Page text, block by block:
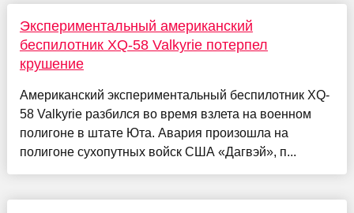
Экспериментальный американский
беспилотник XQ-58 Valkyrie потерпел
крушение
Американский экспериментальный беспилотник XQ-
58 Valkyrie разбился во время взлета на военном
полигоне в штате Юта. Авария произошла на
полигоне сухопутных войск США «Дагвэй», п...